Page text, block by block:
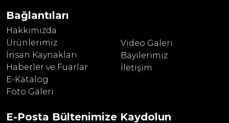
Bağlantıları
Hakkımızda
Ürünlerimiz
İnsan Kaynakları
Haberler ve Fuarlar
E-Katalog
Foto Galeri
Video Galeri
Bayilerimiz
İletişim
E-Posta Bültenimize Kaydolun